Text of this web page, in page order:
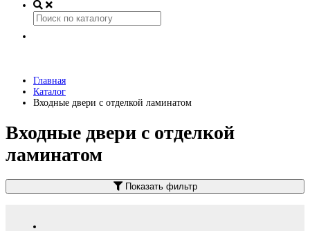
Главная
Каталог
Входные двери с отделкой ламинатом
Входные двери с отделкой
ламинатом
Показать фильтр